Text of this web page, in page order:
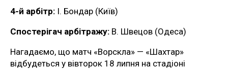
4-й арбітр: І. Бондар (Київ)
Спостерігач арбітражу: В. Швецов (Одеса)
Нагадаємо, що матч «Ворскла» — «Шахтар»
відбудеться у вівторок 18 липня на стадіоні